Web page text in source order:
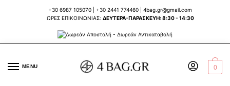
+30 6987 105070 +30 2441 774460
4bag.gr@gmail.com
ΩΡΕΣ ΕΠΙΚΟΙΝΩΝΙΑΣ: ΔΕΥΤΕΡΑ-ΠΑΡΑΣΚΕΥΗ: 8:30 - 14:30
MENU 0